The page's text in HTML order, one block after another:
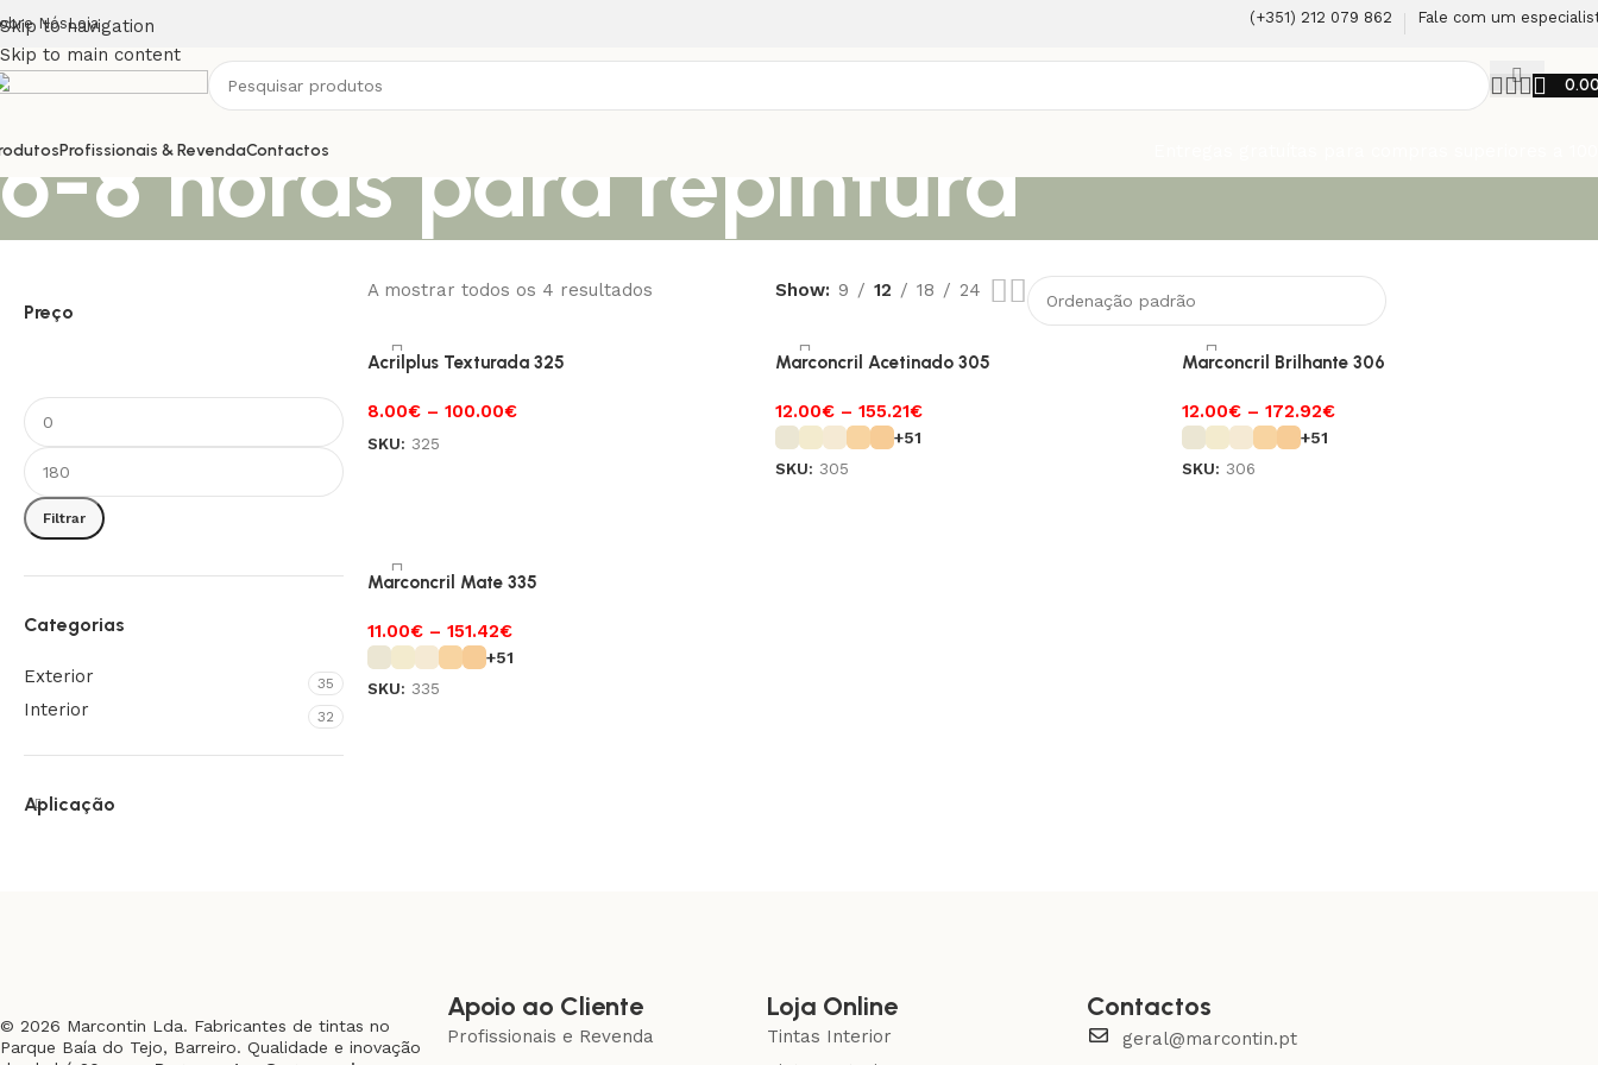
Skip to navigation
Skip to main content
NósLoja (+351) 212 079 862 Fale com um
Profissionais & RevendaContactos
6-8 horas para repintura
Preço
Filtrar
Categorias
Exterior 35
Interior 32
Aplicação
A mostrar todos os 4 resultados Show 9 12 18 24
Acrilplus Texturada 325
8.00€ – 100.00€
SKU: 325
Marconcril Acetinado 305
12.00€ – 155.21€
+51
SKU: 305
Marconcril Brilhante 306
12.00€ – 172.92€
+51
SKU: 306
Marconcril Mate 335
11.00€ – 151.42€
+51
SKU: 335
© 2026 Marcontin Lda. Fabricantes de tintas no
Parque Baía do Tejo, Barreiro. Qualidade e inovação
Apoio ao Cliente
Profissionais e Revenda
Loja Online
Tintas Interior
Contactos
geral@marcontin.pt